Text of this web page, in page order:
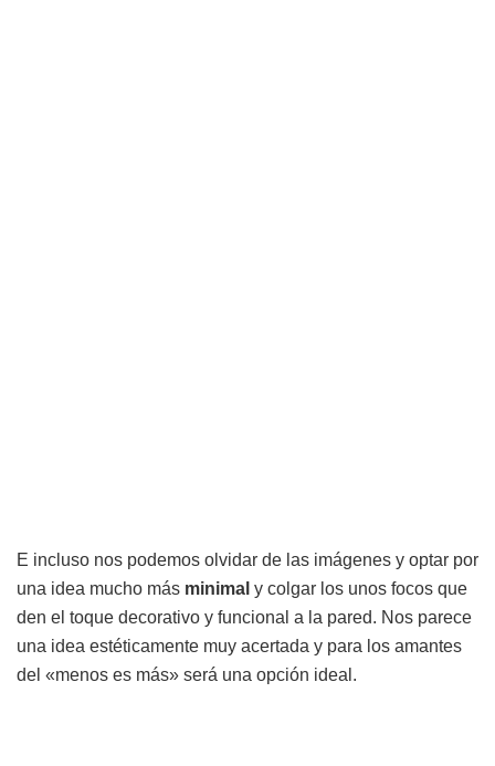
E incluso nos podemos olvidar de las imágenes y optar por
una idea mucho más minimal y colgar los unos focos que
den el toque decorativo y funcional a la pared. Nos parece
una idea estéticamente muy acertada y para los amantes
del «menos es más» será una opción ideal.